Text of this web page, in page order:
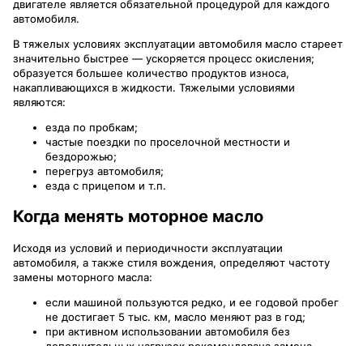
двигателе является обязательной процедурой для каждого
автомобиля.
В тяжелых условиях эксплуатации автомобиля масло стареет
значительно быстрее — ускоряется процесс окисления;
образуется большее количество продуктов износа,
накапливающихся в жидкости. Тяжелыми условиями
являются:
езда по пробкам;
частые поездки по проселочной местности и
бездорожью;
перегруз автомобиля;
езда с прицепом и т.п.
Когда менять моторное масло
Исходя из условий и периодичности эксплуатации
автомобиля, а также стиля вождения, определяют частоту
замены моторного масла:
если машиной пользуются редко, и ее годовой пробег
не достигает 5 тыс. км, масло меняют раз в год;
при активном использовании автомобиля без